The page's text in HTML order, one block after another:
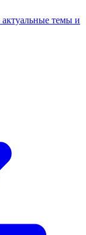
темы и